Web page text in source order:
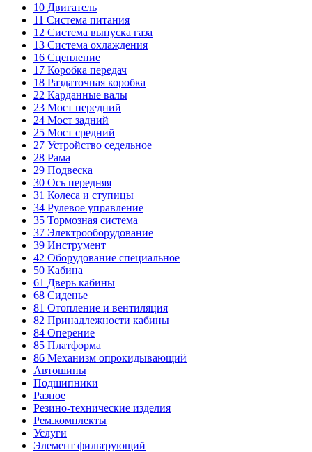
10 Двигатель
11 Система питания
12 Система выпуска газа
13 Система охлаждения
16 Сцепление
17 Коробка передач
18 Раздаточная коробка
22 Карданные валы
23 Мост передний
24 Мост задний
25 Мост средний
27 Устройство седельное
28 Рама
29 Подвеска
30 Ось передняя
31 Колеса и ступицы
34 Рулевое управление
35 Тормозная система
37 Электрооборудование
39 Инструмент
42 Оборудование специальное
50 Кабина
61 Дверь кабины
68 Сиденье
81 Отопление и вентиляция
82 Принадлежности кабины
84 Оперение
85 Платформа
86 Механизм опрокидывающий
Автошины
Подшипники
Разное
Резино-технические изделия
Рем.комплекты
Услуги
Элемент фильтрующий